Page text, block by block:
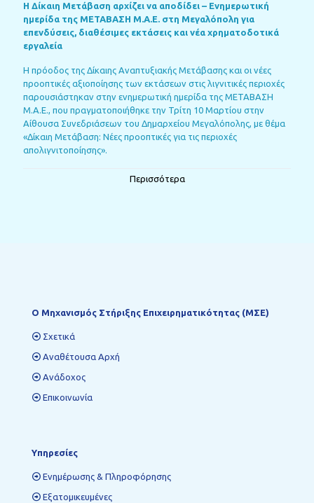
Η Δίκαιη Μετάβαση αρχίζει να αποδίδει – Ενημερωτική
ημερίδα της ΜΕΤΑΒΑΣΗ Μ.Α.Ε. στη Μεγαλόπολη για
επενδύσεις, διαθέσιμες εκτάσεις και νέα χρηματοδοτικά
εργαλεία
Η πρόοδος της Δίκαιης Αναπτυξιακής Μετάβασης και οι νέες
προοπτικές αξιοποίησης των εκτάσεων στις λιγνιτικές περιοχές
παρουσιάστηκαν στην ενημερωτική ημερίδα της ΜΕΤΑΒΑΣΗ
Μ.Α.Ε., που πραγματοποιήθηκε την Τρίτη 10 Μαρτίου στην
Αίθουσα Συνεδριάσεων του Δημαρχείου Μεγαλόπολης, με θέμα
«Δίκαιη Μετάβαση: Νέες προοπτικές για τις περιοχές
απολιγνιτοποίησης».
Περισσότερα
Ο Mηχανισμός Στήριξης Επιχειρηματικότητας (ΜΣΕ)
Σχετικά
Αναθέτουσα Αρχή
Ανάδοχος
Επικοινωνία
Υπηρεσίες
Ενημέρωσης & Πληροφόρησης
Εξατομικευμένες